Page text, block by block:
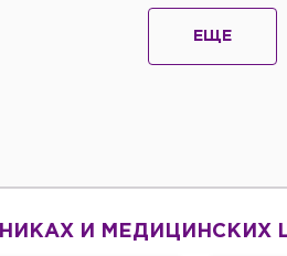
ЕЩЕ
И МЕДИЦИНСКИХ